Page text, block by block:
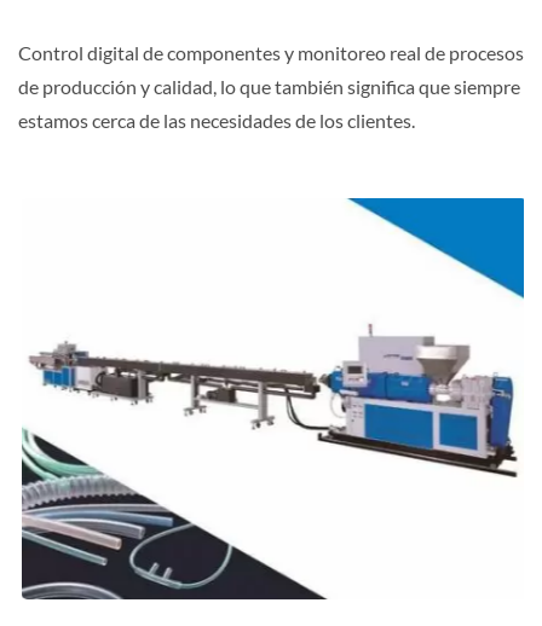
Control digital de componentes y monitoreo real de procesos
de producción y calidad, lo que también significa que siempre
estamos cerca de las necesidades de los clientes.